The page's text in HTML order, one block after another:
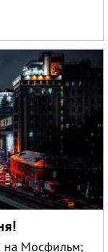
на Мосфильм;